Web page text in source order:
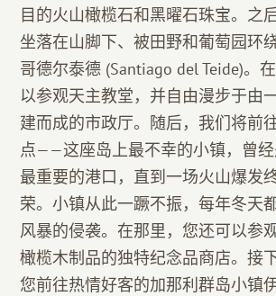
目的火山橄榄石和黑曜石珠宝。之
坐落在山脚下、被田野和葡萄园环
哥德尔泰德 (Santiago del Teide)。
以参观天主教堂，并自由漫步于由
建而成的市政厅。随后，我们将前
点——这座岛上最不幸的小镇，曾
最重要的港口，直到一场火山爆发
荣。小镇从此一蹶不振，每年冬天
风暴的侵袭。在那里，您还可以参
橄榄木制品的独特纪念品商店。接
您前往热情好客的加那利群岛小镇